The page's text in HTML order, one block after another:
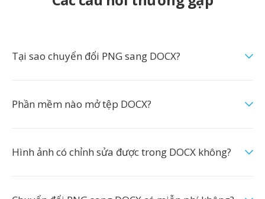
Tại sao chuyển đổi PNG sang DOCX?
Phần mềm nào mở tệp DOCX?
Hình ảnh có chỉnh sửa được trong DOCX không?